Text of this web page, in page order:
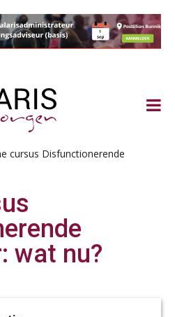
cursus Disfunctionerende
wat nu?